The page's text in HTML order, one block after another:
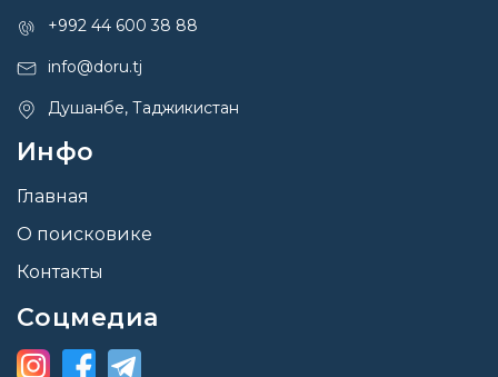
+992 44 600 38 88
info@doru.tj
Душанбе, Таджикистан
Инфо
Главная
О поисковике
Контакты
Соцмедиа